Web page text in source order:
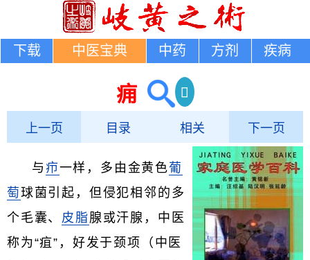
下载 中医宝典 中药 方剂 疾病
痈
上一页 目录 相关 下一页
与 疖一样，多由金黄色葡
萄球菌引起，但侵犯相邻的多
个毛囊、 皮脂腺或汗腺，中医
称为“疽”，好发于颈项（中医